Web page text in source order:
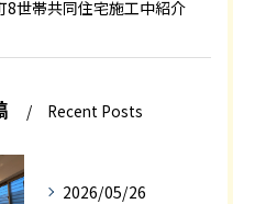
8世帯共同住宅施工中紹介
Recent Posts
2026/05/26